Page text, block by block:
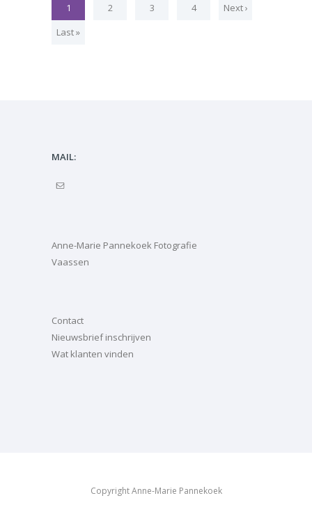
1 2 3 4
Next ›
Last »
MAIL:
Anne-Marie Pannekoek Fotografie
Vaassen
Contact
Nieuwsbrief inschrijven
Wat klanten vinden
Copyright Anne-Marie Pannekoek